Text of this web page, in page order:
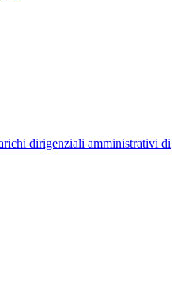
dirigenziali amministrativi di